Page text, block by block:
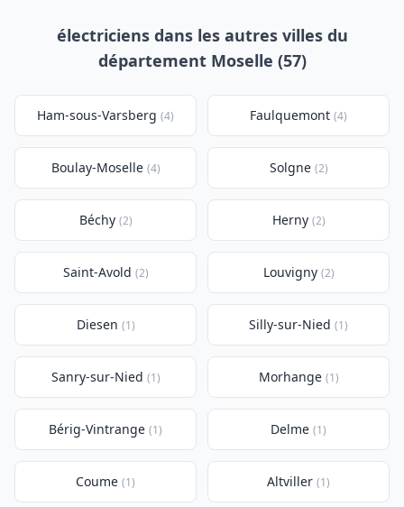
électriciens dans les autres villes du
département Moselle (57)
Ham-sous-Varsberg (4) Faulquemont (4)
Boulay-Moselle (4) Solgne (2)
Béchy (2) Herny (2)
Saint-Avold (2) Louvigny (2)
Diesen (1) Silly-sur-Nied (1)
Sanry-sur-Nied (1) Morhange (1)
Bérig-Vintrange (1) Delme (1)
Coume (1) Altviller (1)